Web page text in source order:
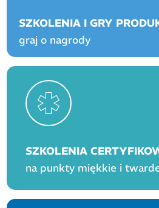
SZKOLENIA I GRY
graj o nagrody
SZKOLENIA
na punkty miękkie i